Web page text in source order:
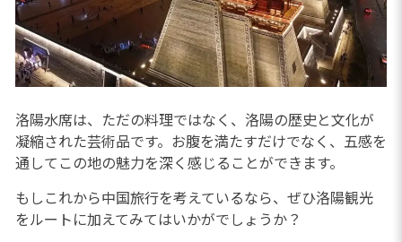
洛陽水席は、ただの料理ではなく、洛陽の歴史と文化が
凝縮された芸術品です。お腹を満たすだけでなく、五感を
通してこの地の魅力を深く感じることができます。
もしこれから中国旅行を考えているなら、ぜひ洛陽観光
をルートに加えてみてはいかがでしょうか？